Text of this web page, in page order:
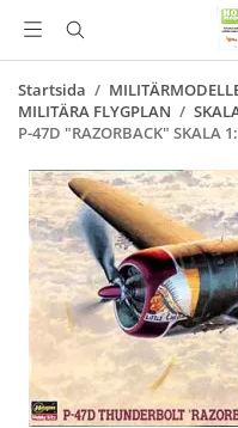
Startsida /
MILITÄRA FLYGPLAN /
P-47D "RAZORBACK" SKALA